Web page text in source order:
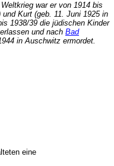
war er von 1914 bis
und Kurt (geb. 11. Juni 1925 in
1938/39 die jüdischen Kinder
und nach Bad
in Auschwitz ermordet.
eine